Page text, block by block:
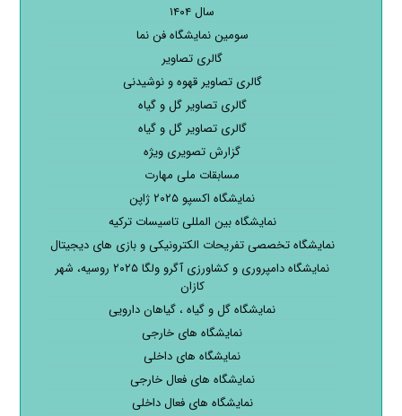
سال ۱۴۰۴
سومین نمایشگاه فن نما
گالری تصاویر
گالری تصاویر قهوه و نوشیدنی
گالری تصاویر گل و گیاه
گالری تصاویر گل و گیاه
گزارش تصویری ویژه
مسابقات ملی مهارت
نمایشگاه اکسپو ۲۰۲۵ ژاپن
نمایشگاه بین المللی تاسیسات ترکیه
نمایشگاه تخصصی تفریحات الکترونیکی و بازی های دیجیتال
نمایشگاه دامپروری و کشاورزی آگرو ولگا ۲۰۲۵ روسیه، شهر
کازان
نمایشگاه گل و گیاه ، گیاهان دارویی
نمایشگاه های خارجی
نمایشگاه های داخلی
نمایشگاه های فعال خارجی
نمایشگاه های فعال داخلی